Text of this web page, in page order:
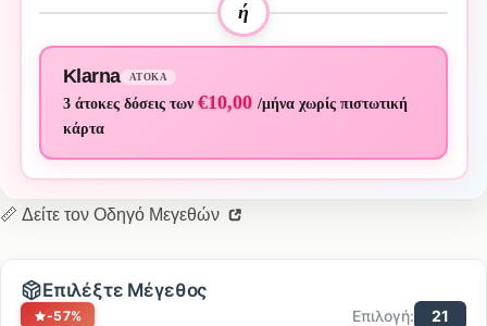
ή
Klarna ΆΤΟΚΑ
3 άτοκες δόσεις των €10,00 /μήνα χωρίς πιστωτική
κάρτα
📏 Δείτε τον Οδηγό Μεγεθών
Επιλέξτε Μέγεθος
-57% Επιλογή: 21